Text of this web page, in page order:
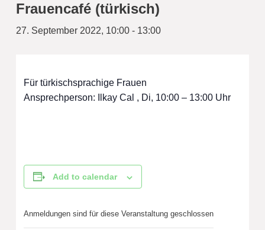
Frauencafé (türkisch)
27. September 2022, 10:00- 13:00
Für türkischsprachige Frauen
Ansprechperson: Ilkay Cal , Di, 10:00 – 13:00 Uhr
Add to calendar
Anmeldungen sind für diese Veranstaltung geschlossen